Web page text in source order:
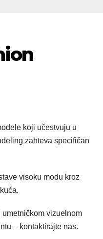
koji učestvuju u
zahteva specifičan
visoku modu kroz
vizuelnom
– kontaktirajte nas.